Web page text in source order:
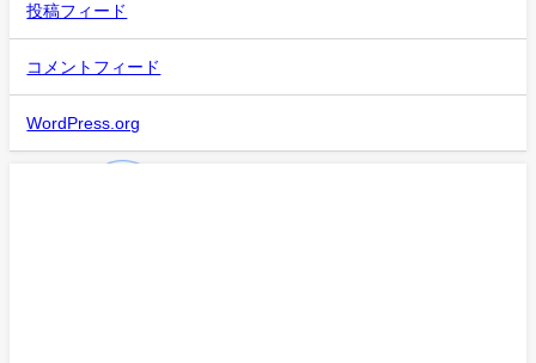
投稿フィード
コメントフィード
WordPress.org